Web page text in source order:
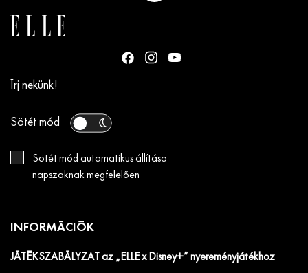
Írj nekünk!
Sötét mód
Sötét mód automatikus állítása
napszaknak megfelelően
INFORMÁCIÓK
JÁTÉKSZABÁLYZAT az „ELLE x Disney+” nyereményjátékhoz